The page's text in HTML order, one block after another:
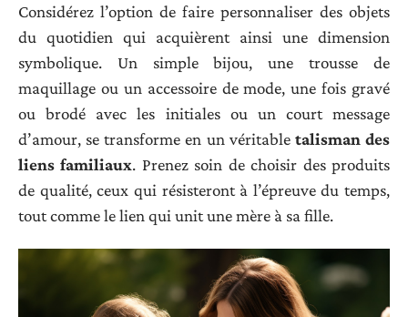
Considérez l’option de faire personnaliser des objets
du quotidien qui acquièrent ainsi une dimension
symbolique. Un simple bijou, une trousse de
maquillage ou un accessoire de mode, une fois gravé
ou brodé avec les initiales ou un court message
d’amour, se transforme en un véritable talisman des
liens familiaux. Prenez soin de choisir des produits
de qualité, ceux qui résisteront à l’épreuve du temps,
tout comme le lien qui unit une mère à sa fille.